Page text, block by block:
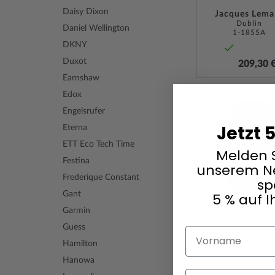
Jacques
Dublin
1-1855A
209,30
Daisy Dixon
Daniel Wellington
DKNY
Duxot
Earnshaw
Edox
Engelsrufer
Eterna
ETT Eco Tech Time
Festina
Frederique Constant
Gant
Garmin
Guess
Hamilton
Hanowa
Jetzt
Melden
unserem
5 % auf
Vorname